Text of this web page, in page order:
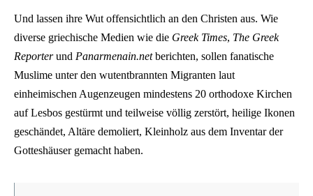
Und lassen ihre Wut offensichtlich an den Christen aus. Wie
diverse griechische Medien wie die Greek Times, The Greek
Reporterund Panarmenain.netberichten, sollen fanatische
Muslime unter den wutentbrannten Migranten laut
einheimischen Augenzeugen mindestens 20 orthodoxe Kirchen
auf Lesbos gestürmt und teilweise völlig zerstört, heilige Ikonen
geschändet, Altäre demoliert, Kleinholz aus dem Inventar der
Gotteshäuser gemacht haben.